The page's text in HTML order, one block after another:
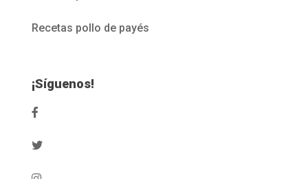
Recetas pollo de payés
¡Síguenos!